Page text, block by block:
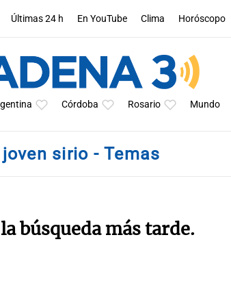
Últimas 24 h En YouTube Clima Horóscopo
Córdoba Rosario Mundo
joven sirio - Temas
búsqueda más tarde.